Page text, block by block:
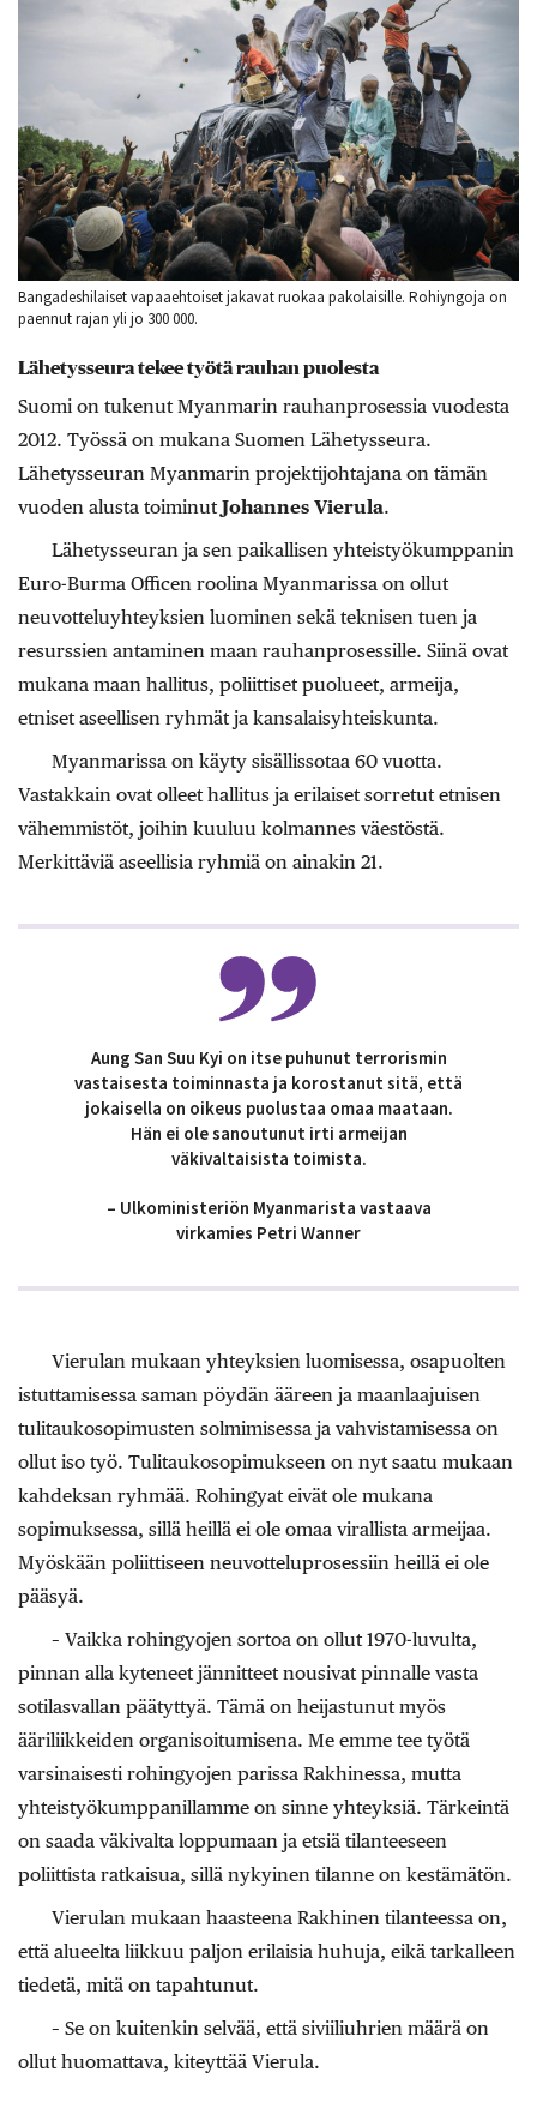
Bangadeshilaiset vapaaehtoiset jakavat ruokaa pakolaisille. Rohiyngoja on
paennut rajan yli jo 300 000.
Lähetysseura tekee työtä rauhan puolesta
Suomi on tukenut Myanmarin rauhanprosessia vuodesta
2012. Työssä on mukana Suomen Lähetysseura.
Lähetysseuran Myanmarin projektijohtajana on tämän
vuoden alusta toiminut Johannes Vierula.
Lähetysseuran ja sen paikallisen yhteistyökumppanin
Euro-Burma Officen roolina Myanmarissa on ollut
neuvotteluyhteyksien luominen sekä teknisen tuen ja
resurssien antaminen maan rauhanprosessille. Siinä ovat
mukana maan hallitus, poliittiset puolueet, armeija,
etniset aseellisen ryhmät ja kansalaisyhteiskunta.
Myanmarissa on käyty sisällissotaa 60 vuotta.
Vastakkain ovat olleet hallitus ja erilaiset sorretut etnisen
vähemmistöt, joihin kuuluu kolmannes väestöstä.
Merkittäviä aseellisia ryhmiä on ainakin 21.
Aung San Suu Kyi on itse puhunut terrorismin
vastaisesta toiminnasta ja korostanut sitä, että
jokaisella on oikeus puolustaa omaa maataan.
Hän ei ole sanoutunut irti armeijan
väkivaltaisista toimista.
– Ulkoministeriön Myanmarista vastaava
virkamies Petri Wanner
Vierulan mukaan yhteyksien luomisessa, osapuolten
istuttamisessa saman pöydän ääreen ja maanlaajuisen
tulitaukosopimusten solmimisessa ja vahvistamisessa on
ollut iso työ. Tulitaukosopimukseen on nyt saatu mukaan
kahdeksan ryhmää. Rohingyat eivät ole mukana
sopimuksessa, sillä heillä ei ole omaa virallista armeijaa.
Myöskään poliittiseen neuvotteluprosessiin heillä ei ole
pääsyä.
– Vaikka rohingyojen sortoa on ollut 1970-luvulta,
pinnan alla kyteneet jännitteet nousivat pinnalle vasta
sotilasvallan päätyttyä. Tämä on heijastunut myös
ääriliikkeiden organisoitumisena. Me emme tee työtä
varsinaisesti rohingyojen parissa Rakhinessa, mutta
yhteistyökumppanillamme on sinne yhteyksiä. Tärkeintä
on saada väkivalta loppumaan ja etsiä tilanteeseen
poliittista ratkaisua, sillä nykyinen tilanne on kestämätön.
Vierulan mukaan haasteena Rakhinen tilanteessa on,
että alueelta liikkuu paljon erilaisia huhuja, eikä tarkalleen
tiedetä, mitä on tapahtunut.
– Se on kuitenkin selvää, että siviiliuhrien määrä on
ollut huomattava, kiteyttää Vierula.